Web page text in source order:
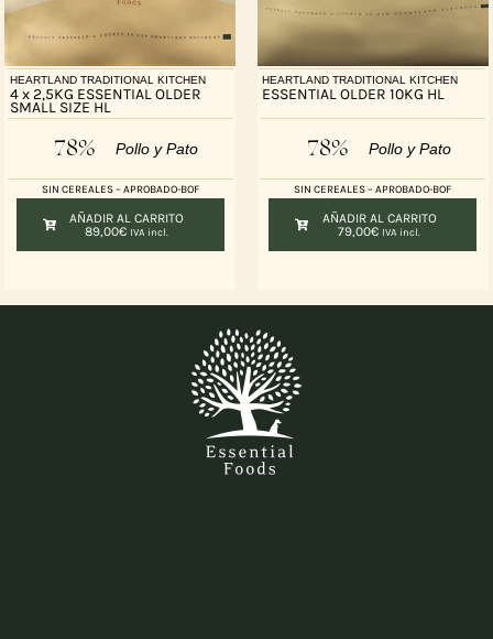
HEARTLAND TRADITIONAL KITCHEN
4 x 2,5KG ESSENTIAL OLDER
SMALL SIZE HL
78% Pollo y Pato
SIN CEREALES – APROBADO-BOF
AÑADIR AL CARRITO
89,00€ IVA incl.
HEARTLAND TRADITIONAL KITCHEN
ESSENTIAL OLDER 10KG HL
78% Pollo y Pato
SIN CEREALES – APROBADO-BOF
AÑADIR AL CARRITO
79,00€ IVA incl.